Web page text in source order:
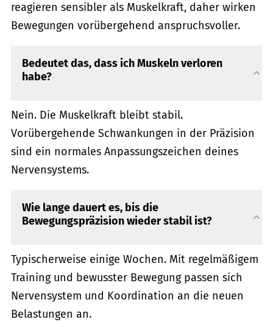
reagieren sensibler als Muskelkraft, daher wirken
Bewegungen vorübergehend anspruchsvoller.
Bedeutet das, dass ich Muskeln verloren
habe?
Nein. Die Muskelkraft bleibt stabil.
Vorübergehende Schwankungen in der Präzision
sind ein normales Anpassungszeichen deines
Nervensystems.
Wie lange dauert es, bis die
Bewegungspräzision wieder stabil ist?
Typischerweise einige Wochen. Mit regelmäßigem
Training und bewusster Bewegung passen sich
Nervensystem und Koordination an die neuen
Belastungen an.